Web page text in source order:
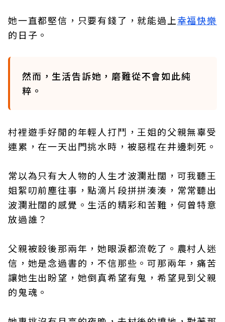
她一直都堅信，只要有錢了，就能過上幸福快樂
的日子。
然而，生活告訴她，磨難從不會如此純
粹。
村裡遊手好閒的年輕人打鬥，王姐的父親無辜受
連累，在一天出門挑水時，被惡棍在井邊刺死。
常以為只有大人物的人生才波瀾壯闊，可我聽王
姐絮叨前塵往事，點滴片段拼拼湊湊，常常聽出
波瀾壯闊的感覺。生活的精彩和苦難，何曾特意
放過誰？
父親被殺後那兩年，她眼淚都流乾了。農村人迷
信，她是念過書的，不信那些。可那兩年，痛苦
讓她生出盼望，她倒真希望有鬼，希望見到父親
的鬼魂。